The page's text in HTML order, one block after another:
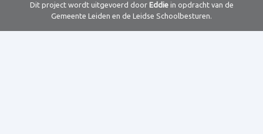
Dit project wordt uitgevoerd door Eddiein opdracht van de
Gemeente Leiden en de Leidse Schoolbesturen.